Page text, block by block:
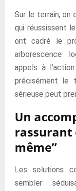
Sur le terrain, on
qui réussissent
ont cadré le
arborescence
appels à
précisément le
sérieuse peut
Un
rassurant
même”
Les solutions
sembler